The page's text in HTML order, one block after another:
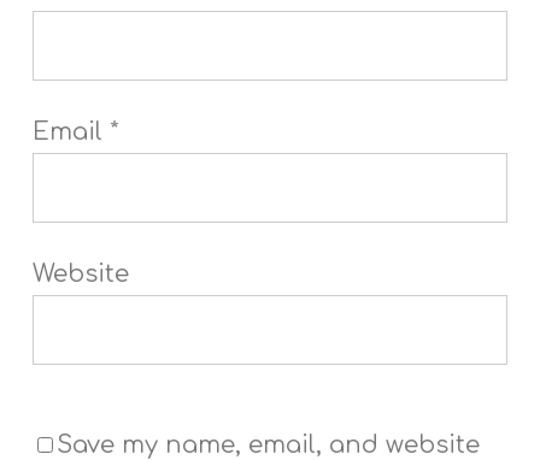
Email *
Website
Save my name, email, and website